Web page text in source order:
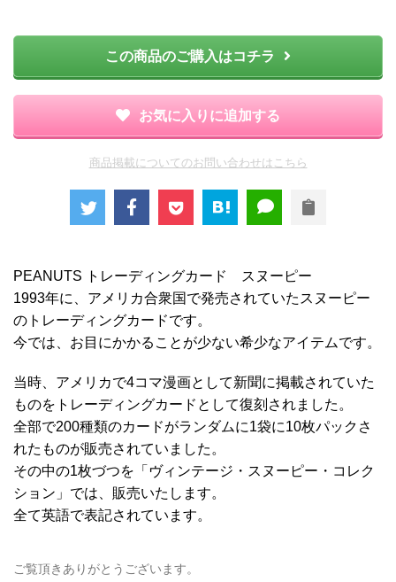
この商品のご購入はコチラ
お気に入りに追加する
商品掲載についてのお問い合わせはこちら
PEANUTS トレーディングカード スヌーピー
1993年に、アメリカ合衆国で発売されていたスヌーピー
のトレーディングカードです。
今では、お目にかかることが少ない希少なアイテムです。
当時、アメリカで4コマ漫画として新聞に掲載されていた
ものをトレーディングカードとして復刻されました。
全部で200種類のカードがランダムに1袋に10枚パックさ
れたものが販売されていました。
その中の1枚づつを「ヴィンテージ・スヌーピー・コレク
ション」では、販売いたします。
全て英語で表記されています。
ご覧頂きありがとうございます。